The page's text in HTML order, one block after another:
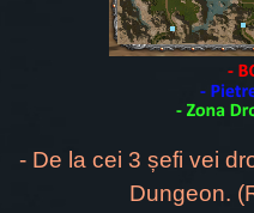
- De la cei 3 șefi vei
Dungeon.